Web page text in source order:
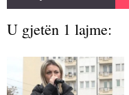
U gjetën 1 lajme: